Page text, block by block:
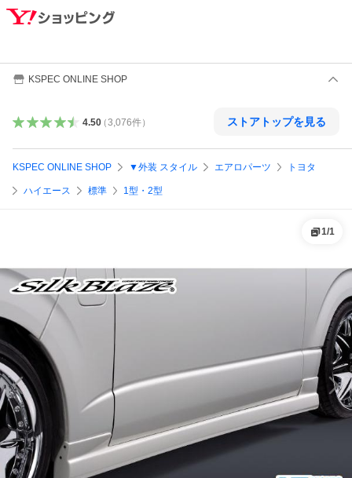
KSPEC ONLINE SHOP
4.50（3,076件） ストアトップを見る
KSPEC ONLINE SHOP ▼外装 スタイル エアロパーツ トヨタ
ハイエース 標準 1型・2型
1/1